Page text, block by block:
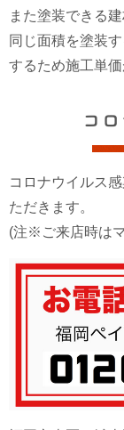
また塗装できる
同じ面積を塗装
するため施工単
コ
コロナウイルス
ただきます。
(注※ご来店時は